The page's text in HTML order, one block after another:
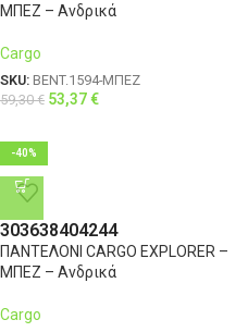
ΜΠΕΖ – Ανδρικά
Cargo
SKU: BENT.1594-ΜΠΕΖ
59,30€ 53,37€
-40%
303638404244
ΠΑΝΤΕΛΟΝΙ CARGO EXPLORER –
ΜΠΕΖ – Ανδρικά
Cargo